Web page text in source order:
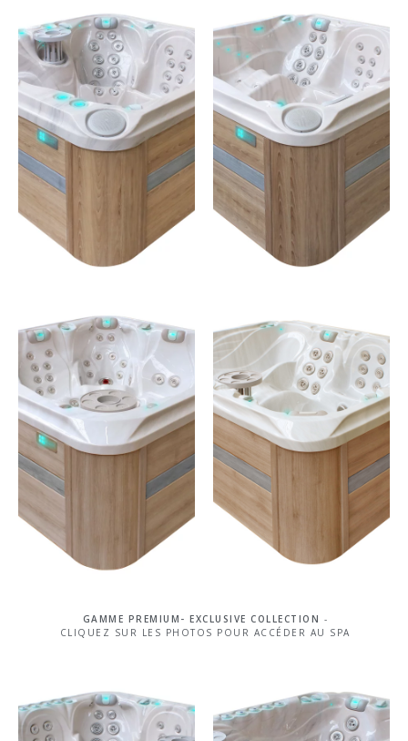
SOLACE
5 places – 67 jets
DEVOTION
5 places – 82 jets
DELIGHT
5 places – 67 jets
DÉCOUVRE
DESIRE
6 places – 83 jets
GAMME PREMIUM- EXCLUSIVE COLLECTION -
CLIQUEZ SUR LES PHOTOS POUR ACCÉDER AU SPA